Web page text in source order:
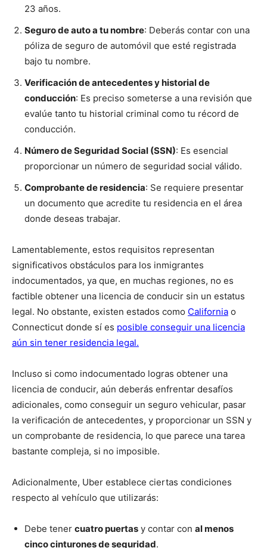
23 años.
Seguro de auto a tu nombre: Deberás contar con una
póliza de seguro de automóvil que esté registrada
bajo tu nombre.
Verificación de antecedentes y historial de
conducción: Es preciso someterse a una revisión que
evalúe tanto tu historial criminal como tu récord de
conducción.
Número de Seguridad Social (SSN): Es esencial
proporcionar un número de seguridad social válido.
Comprobante de residencia: Se requiere presentar
un documento que acredite tu residencia en el área
donde deseas trabajar.
Lamentablemente, estos requisitos representan
significativos obstáculos para los inmigrantes
indocumentados, ya que, en muchas regiones, no es
factible obtener una licencia de conducir sin un estatus
legal. No obstante, existen estados como California o
Connecticut donde sí es posible conseguir una licencia
aún sin tener residencia legal.
Incluso si como indocumentado logras obtener una
licencia de conducir, aún deberás enfrentar desafíos
adicionales, como conseguir un seguro vehicular, pasar
la verificación de antecedentes, y proporcionar un SSN y
un comprobante de residencia, lo que parece una tarea
bastante compleja, si no imposible.
Adicionalmente, Uber establece ciertas condiciones
respecto al vehículo que utilizarás:
Debe tener cuatro puertas y contar con al menos
cinco cinturones de seguridad.